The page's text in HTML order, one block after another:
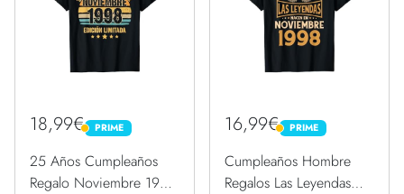
18,99€ PRIME
PRIME
25 Años Cumpleaños
Regalo Noviembre 1998
16,99€ PRIME
PRIME
Cumpleaños Hombre
Regalos Las Leyendas